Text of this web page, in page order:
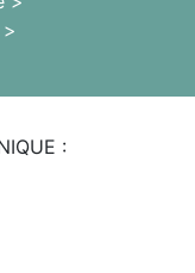
: